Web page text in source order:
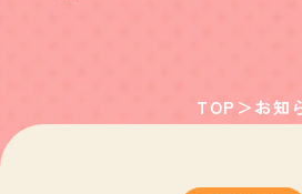
TOP ＞お知